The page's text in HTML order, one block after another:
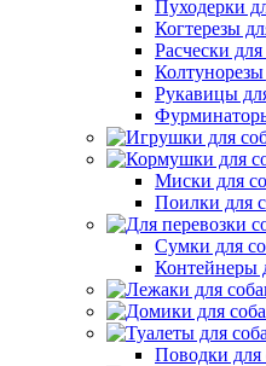
Пуходерки
Когтерезы
Расчески
Колтунорезы
Рукавицы
Миски для
Поилки для
Сумки для
Контейнеры
Поводки для